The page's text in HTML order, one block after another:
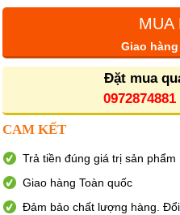
MUA
Giao
Đặt mua
0972874881
CAM KẾT
Trả tiền đúng giá trị sản phẩm
Giao hàng Toàn quốc
Đảm bảo chất lượng hàng.